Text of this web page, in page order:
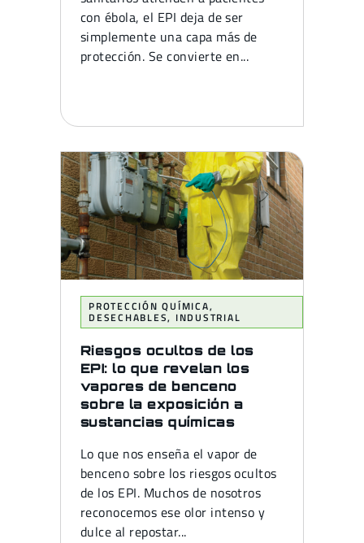
con ébola, el EPI deja de ser
simplemente una capa más de
protección. Se convierte en...
PROTECCIÓN QUÍMICA,
DESECHABLES, INDUSTRIAL
Riesgos ocultos de los
EPI: lo que revelan los
vapores de benceno
sobre la exposición a
sustancias químicas
Lo que nos enseña el vapor de
benceno sobre los riesgos ocultos
de los EPI. Muchos de nosotros
reconocemos ese olor intenso y
dulce al repostar...